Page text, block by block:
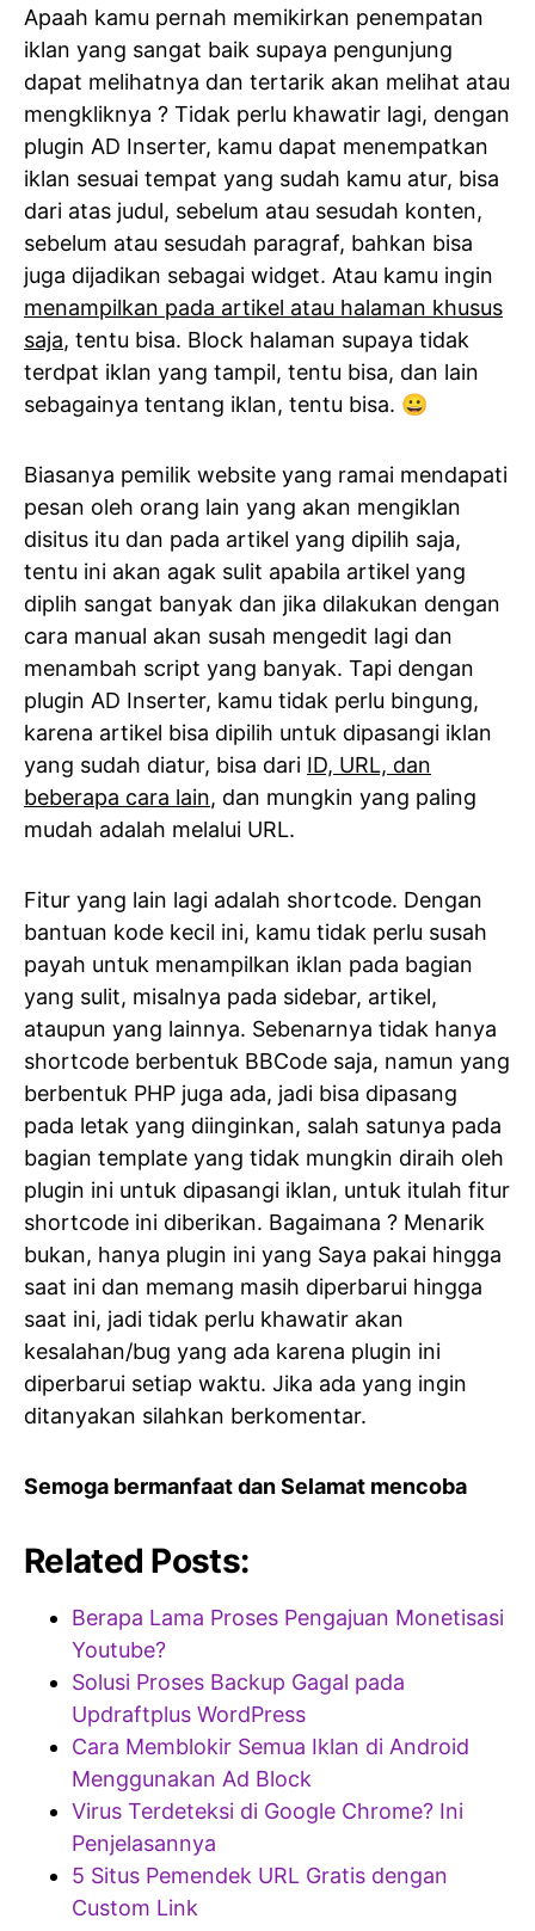
Apaah kamu pernah memikirkan penempatan
iklan yang sangat baik supaya pengunjung
dapat melihatnya dan tertarik akan melihat atau
mengkliknya ? Tidak perlu khawatir lagi, dengan
plugin AD Inserter, kamu dapat menempatkan
iklan sesuai tempat yang sudah kamu atur, bisa
dari atas judul, sebelum atau sesudah konten,
sebelum atau sesudah paragraf, bahkan bisa
juga dijadikan sebagai widget. Atau kamu ingin
menampilkan pada artikel atau halaman khusus
saja, tentu bisa. Block halaman supaya tidak
terdpat iklan yang tampil, tentu bisa, dan lain
sebagainya tentang iklan, tentu bisa. 😀
Biasanya pemilik website yang ramai mendapati
pesan oleh orang lain yang akan mengiklan
disitus itu dan pada artikel yang dipilih saja,
tentu ini akan agak sulit apabila artikel yang
diplih sangat banyak dan jika dilakukan dengan
cara manual akan susah mengedit lagi dan
menambah script yang banyak. Tapi dengan
plugin AD Inserter, kamu tidak perlu bingung,
karena artikel bisa dipilih untuk dipasangi iklan
yang sudah diatur, bisa dari ID, URL, dan
beberapa cara lain, dan mungkin yang paling
mudah adalah melalui URL.
Fitur yang lain lagi adalah shortcode. Dengan
bantuan kode kecil ini, kamu tidak perlu susah
payah untuk menampilkan iklan pada bagian
yang sulit, misalnya pada sidebar, artikel,
ataupun yang lainnya. Sebenarnya tidak hanya
shortcode berbentuk BBCode saja, namun yang
berbentuk PHP juga ada, jadi bisa dipasang
pada letak yang diinginkan, salah satunya pada
bagian template yang tidak mungkin diraih oleh
plugin ini untuk dipasangi iklan, untuk itulah fitur
shortcode ini diberikan. Bagaimana ? Menarik
bukan, hanya plugin ini yang Saya pakai hingga
saat ini dan memang masih diperbarui hingga
saat ini, jadi tidak perlu khawatir akan
kesalahan/bug yang ada karena plugin ini
diperbarui setiap waktu. Jika ada yang ingin
ditanyakan silahkan berkomentar.
Semoga bermanfaat dan Selamat mencoba
Related Posts:
Berapa Lama Proses Pengajuan Monetisasi
Youtube?
Solusi Proses Backup Gagal pada
Updraftplus WordPress
Cara Memblokir Semua Iklan di Android
Menggunakan Ad Block
Virus Terdeteksi di Google Chrome? Ini
Penjelasannya
5 Situs Pemendek URL Gratis dengan
Custom Link